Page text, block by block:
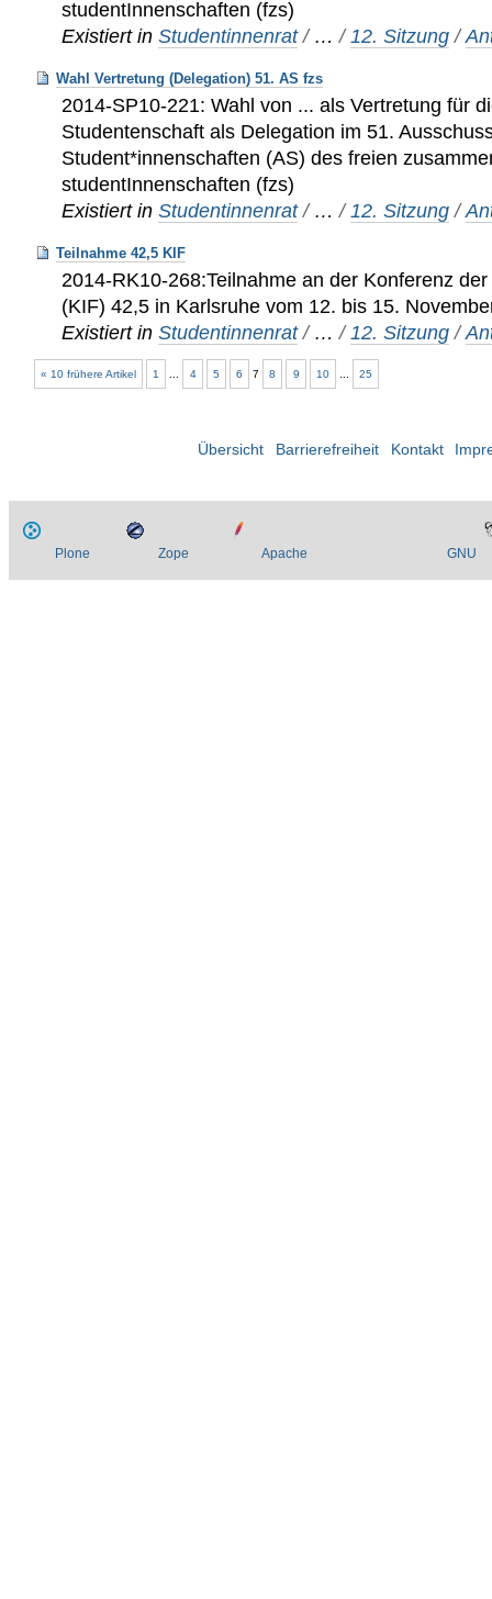
studentInnenschaften (fzs)
Existiert in Studentinnenrat / …/ 12. Sitzung /
Wahl Vertretung (Delegation) 51. AS fzs
2014-SP10-221: Wahl von ... als Vertretung für
Studentenschaft als Delegation im 51.
Student*innenschaften (AS) des freien
studentInnenschaften (fzs)
Existiert in Studentinnenrat / …/ 12. Sitzung /
Teilnahme 42,5 KIF
2014-RK10-268:Teilnahme an der Konferenz
(KIF) 42,5 in Karlsruhe vom 12. bis 15.
Existiert in Studentinnenrat / …/ 12. Sitzung /
« 10 frühere Artikel 1 4 5 6 7 8 9 10 25
Übersicht Barrierefreiheit Kontakt
Plone Zope Apache GNU